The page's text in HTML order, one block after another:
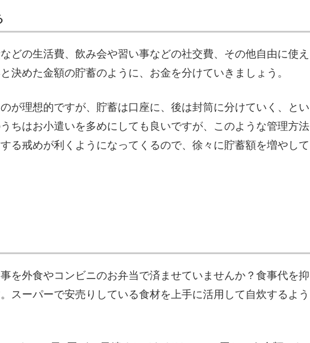
どの生活費、飲み会や習い事などの社交費、その他自由に使え
決めた金額の貯蓄のように、お金を分けていきましょう。
が理想的ですが、貯蓄は口座に、後は封筒に分けていく、とい
ちはお小遣いを多めにしても良いですが、このような管理方法
る戒めが利くようになってくるので、徐々に貯蓄額を増やして
を外食やコンビニのお弁当で済ませていませんか？食事代を抑
スーパーで安売りしている食材を上手に活用して自炊するよう